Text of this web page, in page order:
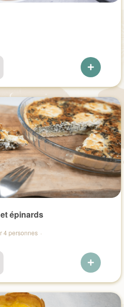
épinards
4 personnes ·